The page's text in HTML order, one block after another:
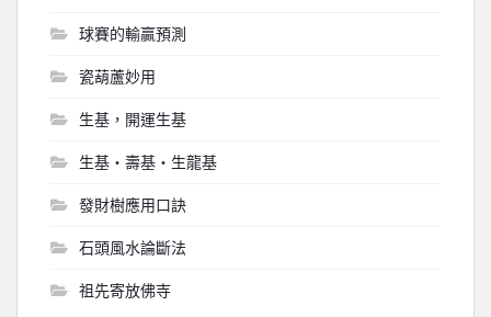
球賽的輸贏預測
瓷葫蘆妙用
生基，開運生基
生基‧壽基‧生龍基
發財樹應用口訣
石頭風水論斷法
祖先寄放佛寺